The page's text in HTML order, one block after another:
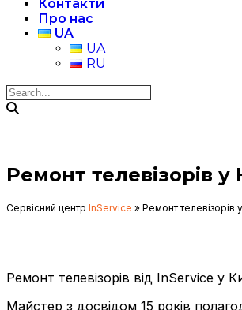
Контакти
Про нас
UA
UA
RU
Ремонт телевізорів у
Сервісний центр InService » Ремонт телевізорів
Ремонт телевізорів від InService у
Майстер з досвідом 15 років